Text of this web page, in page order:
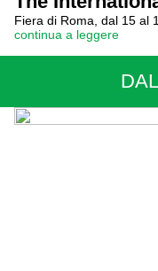
Fiera di Roma, dal 15 al
continua a leggere